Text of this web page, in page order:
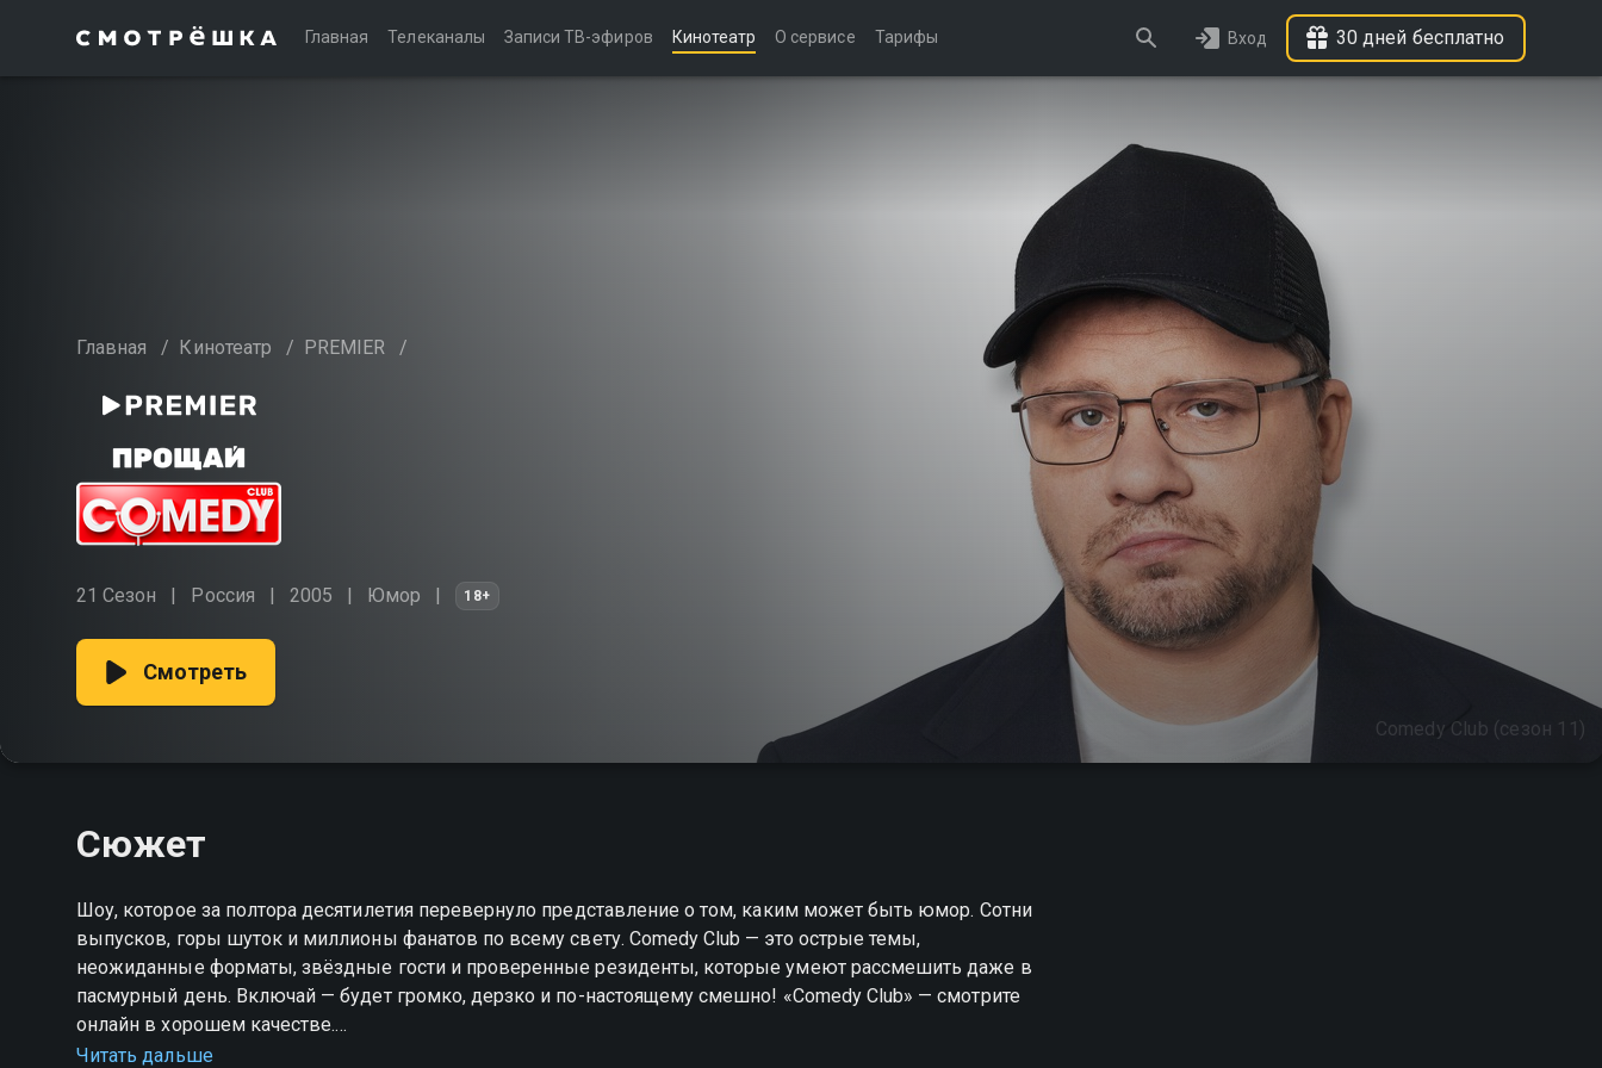
Главная Телеканалы Записи ТВ-эфиров Кинотеатр О сервисе Тарифы Вход 30 дней бесплатно
Главная / Кинотеатр / PREMIER /
21 Сезон Россия 2005 Юмор 18+
Comedy Club (сезон 11)
Смотреть
Сюжет
Шоу, которое за полтора десятилетия перевернуло представление о том, каким может быть юмор. Сотни
выпусков, горы шуток и миллионы фанатов по всему свету. Comedy Club — это острые темы,
неожиданные форматы, звёздные гости и проверенные резиденты, которые умеют рассмешить даже в
пасмурный день. Включай — будет громко, дерзко и по-настоящему смешно! «Comedy Club» — смотрите
онлайн в хорошем качестве.
Читать дальше